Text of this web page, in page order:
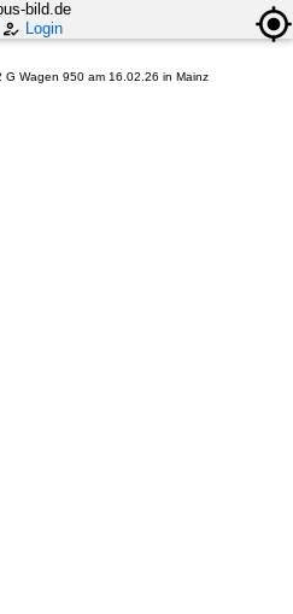
bild.de
Login
G Wagen 950 am 16.02.26 in Mainz